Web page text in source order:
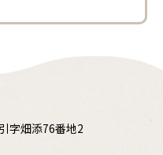
字畑添76番地2